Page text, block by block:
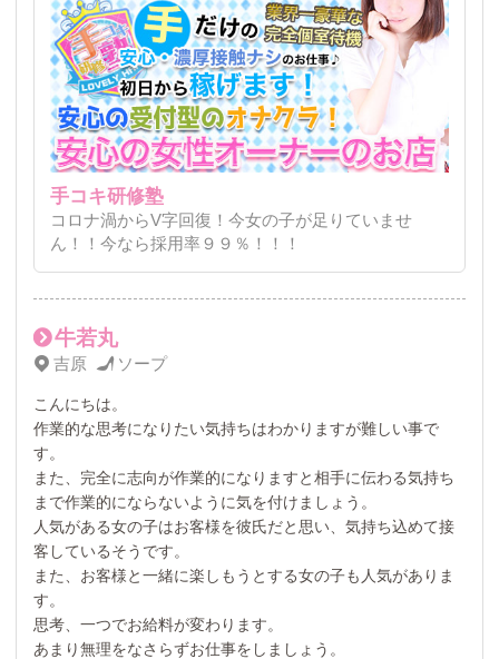
手コキ研修塾
コロナ渦からV字回復！今女の子が足りていませ
ん！！今なら採用率９９％！！！
牛若丸
吉原 ソープ
こんにちは。
作業的な思考になりたい気持ちはわかりますが難しい事で
す。
また、完全に志向が作業的になりますと相手に伝わる気持ち
まで作業的にならないように気を付けましょう。
人気がある女の子はお客様を彼氏だと思い、気持ち込めて接
客しているそうです。
また、お客様と一緒に楽しもうとする女の子も人気がありま
す。
思考、一つでお給料が変わります。
あまり無理をなさらずお仕事をしましょう。